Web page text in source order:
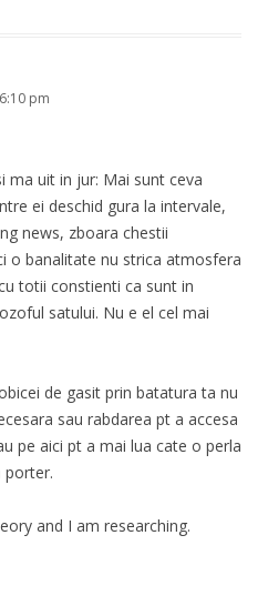
pm
ma uit in jur: Mai sunt ceva
ei deschid gura la intervale,
news, zboara chestii
o banalitate nu strica atmosfera
totii constienti ca sunt in
satului. Nu e el cel mai
de gasit prin batatura ta nu
sau rabdarea pt a accesa
pe aici pt a mai lua cate o perla
porter.
and I am researching.